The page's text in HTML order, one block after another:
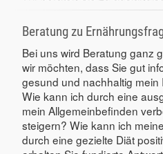
Beratung zu
Bei uns wird Beratung ganz
wir möchten, dass Sie gut
gesund und nachhaltig
Wie kann ich durch eine
mein Allgemeinbefinden
steigern? Wie kann ich
durch eine gezielte Diät